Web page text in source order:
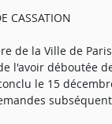
CASSATION
de la Ville de
l'avoir déboutée
le 15